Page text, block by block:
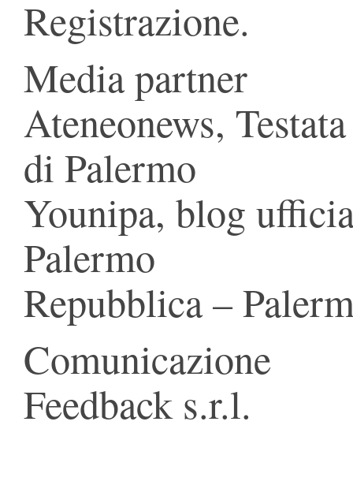
Registrazione.
Media partner
Ateneonews,
di Palermo
Younipa, blog
Palermo
Repubblica –
Comunicazione
Feedback s.r.l.